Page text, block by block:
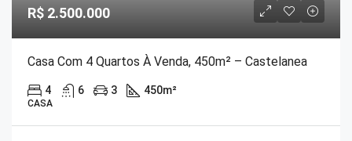
R$ 2.500.000
Casa Com 4 Quartos À Venda, 450m² – Castelanea
4 6 3 450m²
CASA